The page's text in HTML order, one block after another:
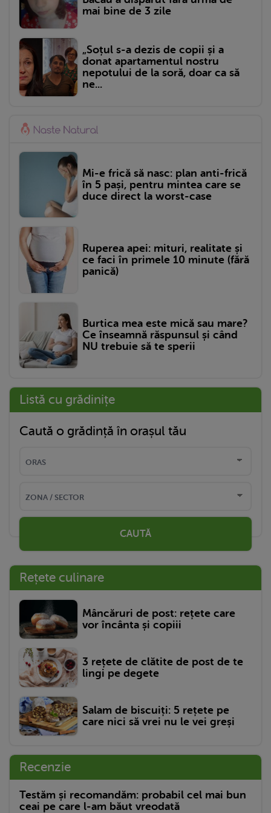
mai bine de 3 zile
„Soțul s-a dezis de copii și a
donat apartamentul nostru
nepotului de la soră, doar ca să
ne...
Mi-e frică să nasc: plan anti-frică
în 5 pași, pentru mintea care se
duce direct la worst-case
Ruperea apei: mituri, realitate și
ce faci în primele 10 minute (fără
panică)
Burtica mea este mică sau mare?
Ce înseamnă răspunsul și când
NU trebuie să te sperii
Listă cu grădinițe
Caută o grădință în orașul tău
CAUTĂ
Rețete culinare
Mâncăruri de post: rețete care
vor încânta și copiii
3 rețete de clătite de post de te
lingi pe degete
Salam de biscuiți: 5 rețete pe
care nici să vrei nu le vei greși
Recenzie
Testăm și recomandăm: probabil cel mai bun
ceai pe care l-am băut vreodată